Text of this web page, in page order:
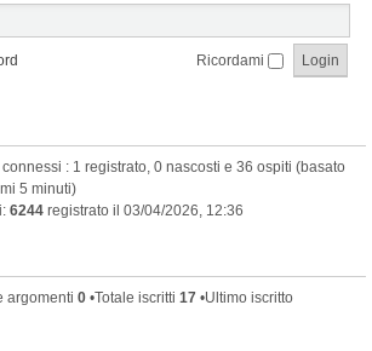
Ricordami
: 1 registrato, 0 nascosti e 36 ospiti (basato
5 minuti)
6244 registrato il 03/04/2026, 12:36
argomenti 0 •Totale iscritti 17 •Ultimo iscritto